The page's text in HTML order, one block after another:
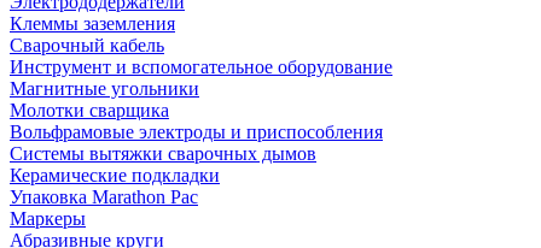
Клеммы заземления
Сварочный кабель
Инструмент и вспомогательное оборудование
Магнитные угольники
Молотки сварщика
Вольфрамовые электроды и приспособления
Системы вытяжки сварочных дымов
Керамические подкладки
Упаковка Marathon Pac
Маркеры
Абразивные круги